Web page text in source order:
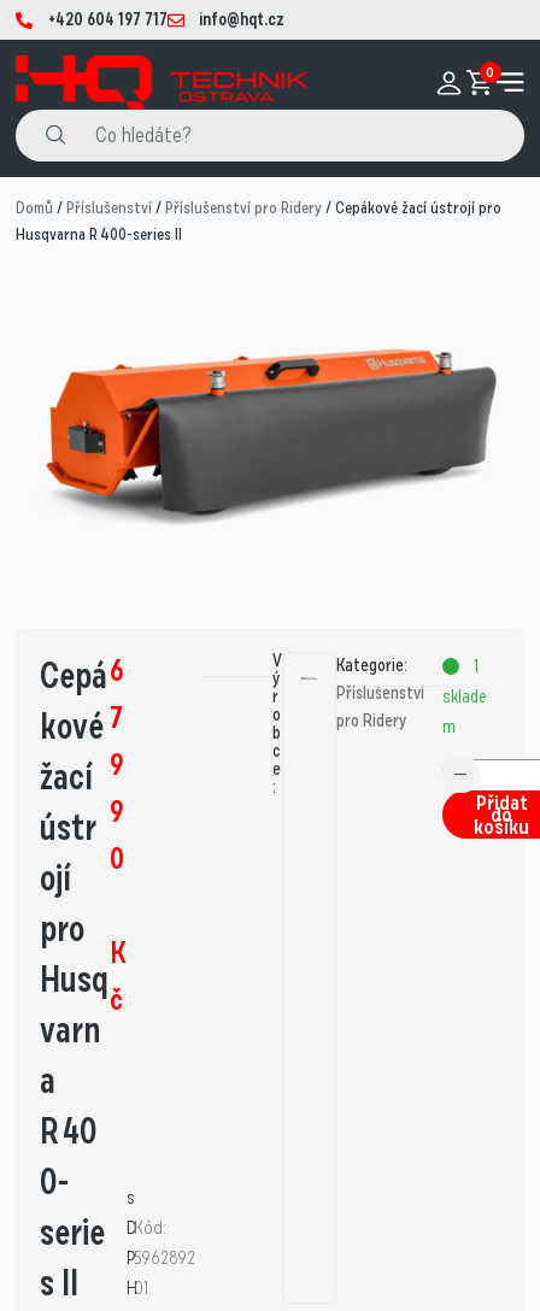
+420 604 197 717 info@hqt.cz
0
Domů /Příslušenství/Příslušenství pro Ridery/ Cepákové žací ústrojí pro
Husqvarna R 400-series II
Cepá
kové
žací
ústr
ojí
pro
Husq
varn
a
R 40
0-
serie
s II
6
7
9
9
0
K
č
s
D
P
H
Kód:
5962892
01
V
ý
r
o
b
c
e
:
Kategorie:
Příslušenství
pro Ridery
1
sklade
m
Přidat
do
košíku